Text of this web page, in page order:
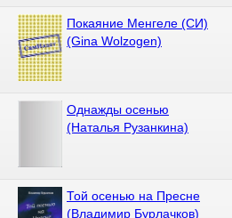
Покаяние Менгеле (СИ)
(Gina Wolzogen)
Однажды осенью
(Наталья Рузанкина)
Той осенью на Пресне
(Владимир Бурлачков)